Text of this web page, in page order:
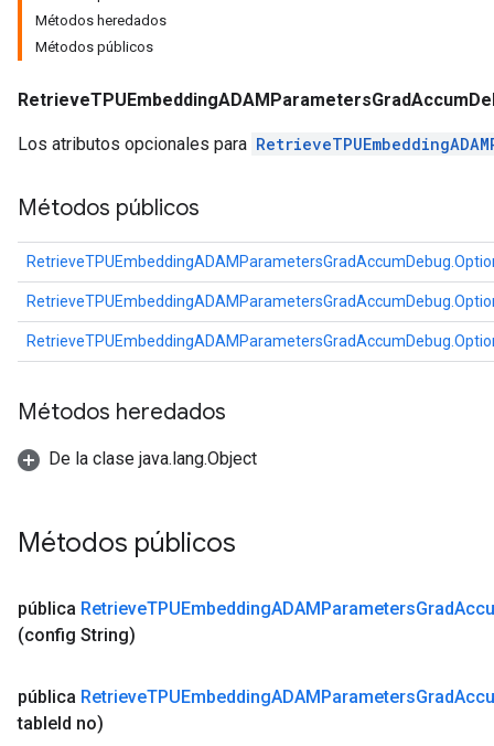
Métodos heredados
Métodos públicos
Los atributos opcionales para
Métodos públicos
Métodos heredados
De la clase java.lang.Object
Métodos públicos
pública RetrieveTPUEmbeddingADAMParametersGrad
(config String)
pública RetrieveTPUEmbeddingADAMParametersGrad
tableId no)